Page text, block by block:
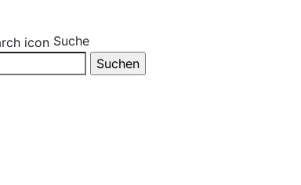
Suche